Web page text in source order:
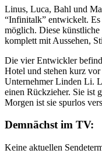
Linus, Luca, Bahl und
“Infinitalk” entwickelt.
möglich. Diese
komplett mit Aussehen,
Die vier Entwickler
Hotel und stehen kurz
Unternehmer Linden Li.
einen Rückzieher. Sie ist
Morgen ist sie spurlos
Demnächst im TV:
Keine aktuellen